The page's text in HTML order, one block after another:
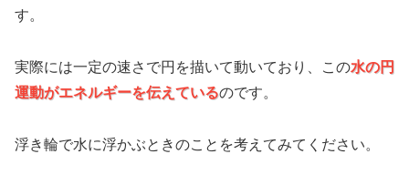
す。
実際には一定の速さで円を描いて動いており、この水の円
運動がエネルギーを伝えているのです。
浮き輪で水に浮かぶときのことを考えてみてください。